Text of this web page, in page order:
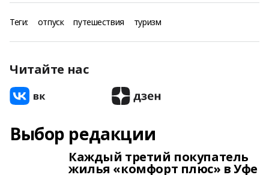
Теги: отпуск путешествия туризм
Читайте нас
Выбор редакции
Каждый третий покупатель
жилья «комфорт плюс» в Уфе